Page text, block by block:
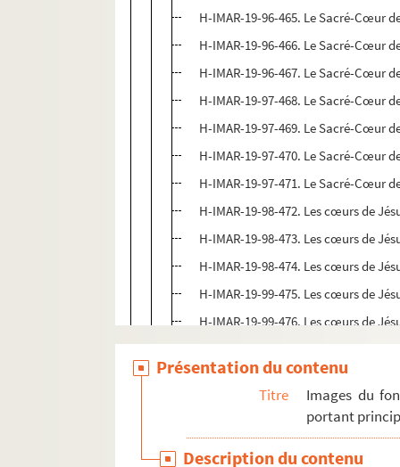
H-IMAR-19-96-465. Le Sacré-Cœur
H-IMAR-19-96-466. Le Sacré-Cœur
H-IMAR-19-96-467. Le Sacré-Cœur
H-IMAR-19-97-468. Le Sacré-Cœur
H-IMAR-19-97-469. Le Sacré-Cœur
H-IMAR-19-97-470. Le Sacré-Cœur
H-IMAR-19-97-471. Le Sacré-Cœur
H-IMAR-19-98-472. Les cœurs de
H-IMAR-19-98-473. Les cœurs de
H-IMAR-19-98-474. Les cœurs de
H-IMAR-19-99-475. Les cœurs de
H-IMAR-19-99-476. Les cœurs de
H-IMAR-19-100-477. Les cœurs de
H-IMAR-19-101-478. Le Sacré-Cœur
H-IMAR-19-101-479. Le Sacré-
H-IMAR-19-101-481. Le Sacré-Cœur
Présentation du contenu
Titre
Images du
portant
Description du contenu